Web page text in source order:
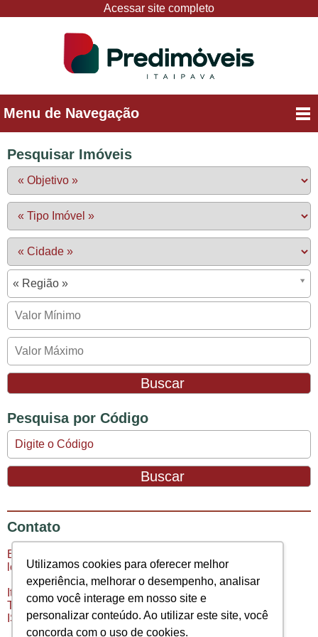
Utilizamos cookies para oferecer melhor
experiência, melhorar o desempenho, analisar
como você interage em nosso site e
personalizar conteúdo. Ao utilizar este site, você
concorda com o uso de cookies.
Acessar site completo
Menu de Navegação
Pesquisar Imóveis
« Região »
Pesquisa por Código
Contato
Estrada União e Indústria, 10.126
lojas 8, 9 e 10 - Arcádia Mall
Itaipava, Petrópolis/RJ CEP: 25730-735
Tel.: (24) 2222-3202 | 2222-3515 | 98812-5306
ISS 47376-6 | CRECI-RJ 3473